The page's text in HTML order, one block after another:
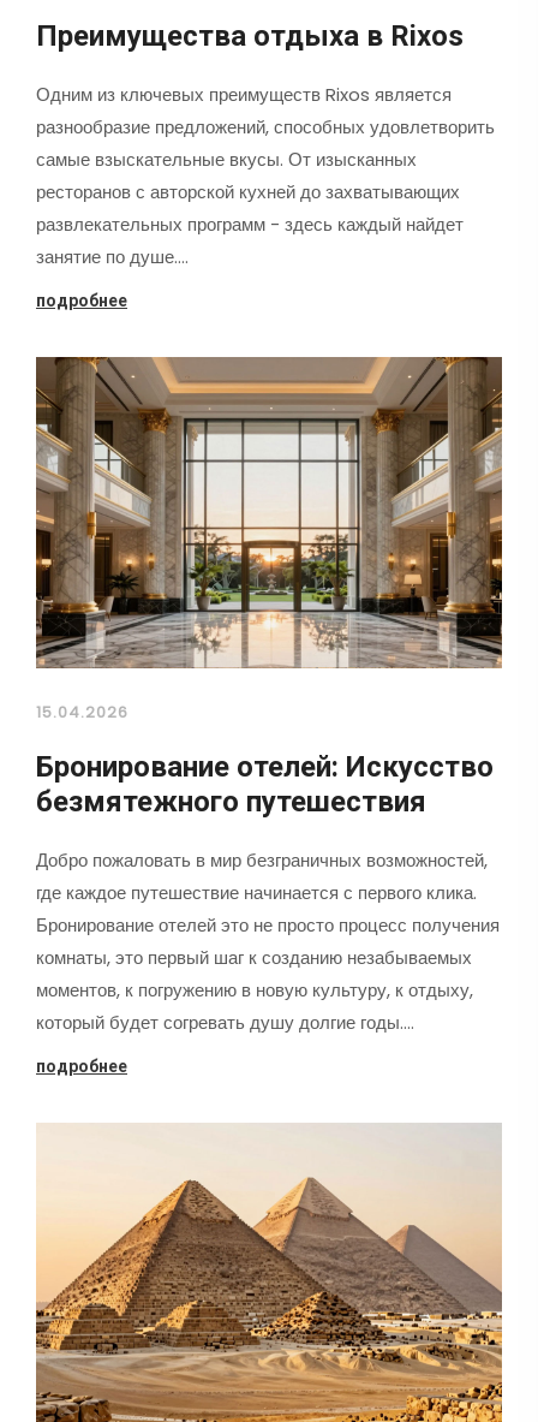
Преимущества отдыха в Rixos
Одним из ключевых преимуществ Rixos является
разнообразие предложений, способных удовлетворить
самые взыскательные вкусы. От изысканных
ресторанов с авторской кухней до захватывающих
развлекательных программ - здесь каждый найдет
занятие по душе.…
подробнее
15.04.2026
Бронирование отелей: Искусство
безмятежного путешествия
Добро пожаловать в мир безграничных возможностей,
где каждое путешествие начинается с первого клика.
Бронирование отелей это не просто процесс получения
комнаты, это первый шаг к созданию незабываемых
моментов, к погружению в новую культуру, к отдыху,
который будет согревать душу долгие годы.…
подробнее